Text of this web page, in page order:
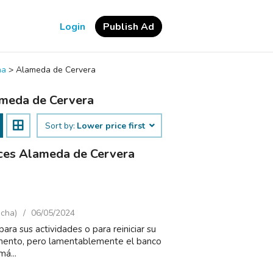
Login Publish Ad
> Alameda de Cervera
de Cervera
Sort by: Lower price first
Alameda de Cervera
06/05/2024
sus actividades o para reiniciar su
pero lamentablemente el banco